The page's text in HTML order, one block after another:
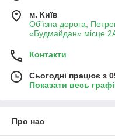
м. Київ
Об'їзна дорога,
«Будмайдан» місце
Контакти
Сьогодні працює з
Показати весь
Про нас